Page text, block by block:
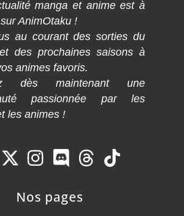
manga et anime est à
AnimOtaku !
au courant des sorties du
des prochaines saisons à
animes favoris.
dès maintenant une
passionnée par les
les animes !
Nos pages